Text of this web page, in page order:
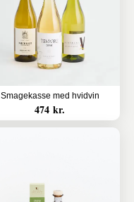
Smagekasse med hvidvin
474 kr.